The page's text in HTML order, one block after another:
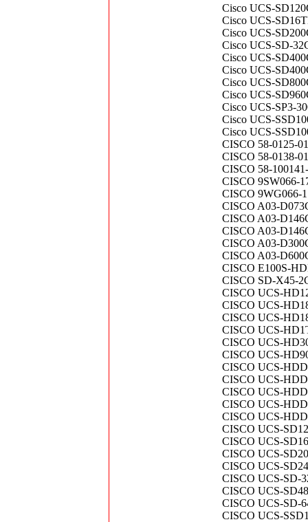
Cisco UCS-
Cisco UCS-
Cisco UCS-
Cisco UCS-SD-
Cisco UCS-
Cisco UCS-
Cisco UCS-
Cisco UCS-
Cisco UCS-SP3-
Cisco UCS-
Cisco UCS-
CISCO 58-0125-
CISCO 58-0138-
CISCO 58-
CISCO 9SW066-
CISCO 9WG066-
CISCO A03-
CISCO A03-
CISCO A03-
CISCO A03-
CISCO A03-
CISCO E100S-
CISCO SD-X45-
CISCO UCS-
CISCO UCS-
CISCO UCS-
CISCO UCS-
CISCO UCS-
CISCO UCS-
CISCO UCS-
CISCO UCS-
CISCO UCS-
CISCO UCS-
CISCO UCS-
CISCO UCS-
CISCO UCS-
CISCO UCS-
CISCO UCS-
CISCO UCS-SD-
CISCO UCS-
CISCO UCS-SD-
CISCO UCS-